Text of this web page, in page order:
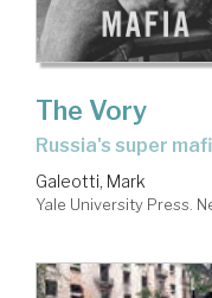
The Vory
Russia's super
Galeotti, Mark
Yale University Press.